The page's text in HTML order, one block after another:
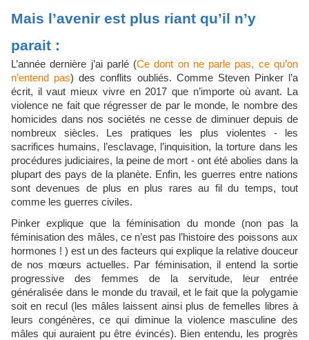
Mais l’avenir est plus riant qu’il n’y
parait :
L’année dernière j’ai parlé (Ce dont on ne parle pas, ce qu’on
n’entend pas) des conflits oubliés. Comme Steven Pinker l’a
écrit, il vaut mieux vivre en 2017 que n’importe où avant. La
violence ne fait que régresser de par le monde, le nombre des
homicides dans nos sociétés ne cesse de diminuer depuis de
nombreux siècles. Les pratiques les plus violentes - les
sacrifices humains, l’esclavage, l’inquisition, la torture dans les
procédures judiciaires, la peine de mort - ont été abolies dans la
plupart des pays de la planète. Enfin, les guerres entre nations
sont devenues de plus en plus rares au fil du temps, tout
comme les guerres civiles.
Pinker explique que la féminisation du monde (non pas la
féminisation des mâles, ce n’est pas l’histoire des poissons aux
hormones ! ) est un des facteurs qui explique la relative douceur
de nos mœurs actuelles. Par féminisation, il entend la sortie
progressive des femmes de la servitude, leur entrée
généralisée dans le monde du travail, et le fait que la polygamie
soit en recul (les mâles laissent ainsi plus de femelles libres à
leurs congénères, ce qui diminue la violence masculine des
mâles qui auraient pu être évincés). Bien entendu, les progrès